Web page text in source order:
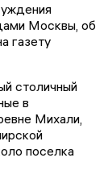
Москвы, об
газету
столичный
в
Михали,
поселка